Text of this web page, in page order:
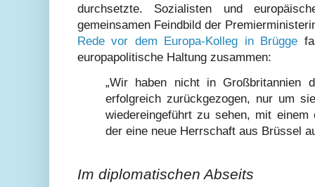
durchsetzte. Sozialisten und
gemeinsamen Feindbild der
Rede vor dem Europa-Kolleg in Brügge
europapolitische Haltung zusammen:
„Wir haben nicht in Großbritannien
erfolgreich zurückgezogen, nur um
wiedereingeführt zu sehen, mit einem
der eine neue Herrschaft aus Brüssel
Im diplomatischen Abseits